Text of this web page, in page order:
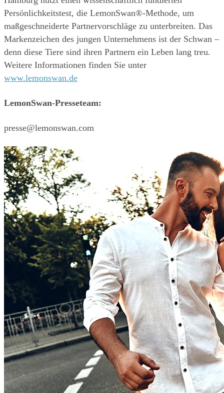
Persönlichkeitstest, die LemonSwan®-Methode, um
maßgeschneiderte Partnervorschläge zu unterbreiten. Das
Markenzeichen des jungen Unternehmens ist der Schwan –
denn diese Tiere sind ihren Partnern ein Leben lang treu.
www.lemonswan.de
LemonSwan-Presseteam:
presse@lemonswan.com